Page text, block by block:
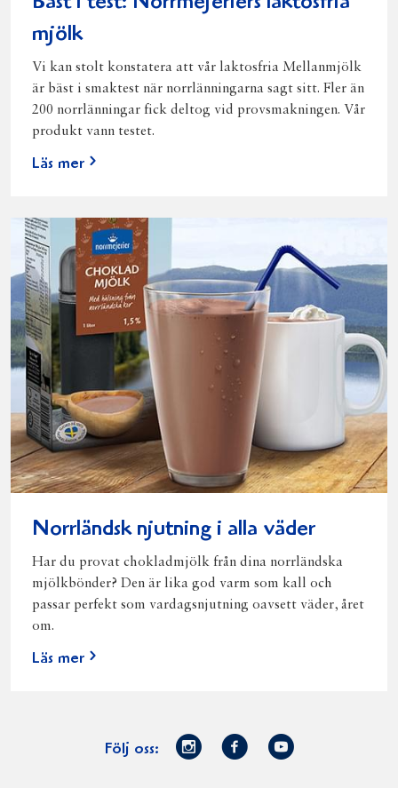
mjölk
Vi kan stolt konstatera att vår laktosfria Mellanmjölk
är bäst i smaktest när norrlänningarna sagt sitt. Fler än
200 norrlänningar fick deltog vid provsmakningen. Vår
produkt vann testet.
Läs mer
Norrländsk njutning i alla väder
Har du provat chokladmjölk från dina norrländska
mjölkbönder? Den är lika god varm som kall och
passar perfekt som vardagsnjutning oavsett väder, året
om.
Läs mer
Följ oss:
Norrmejerier
Facebook
Youtube